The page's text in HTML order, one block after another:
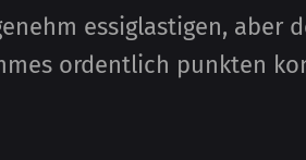
essig­lastigen, aber
or­den­tlich punkten